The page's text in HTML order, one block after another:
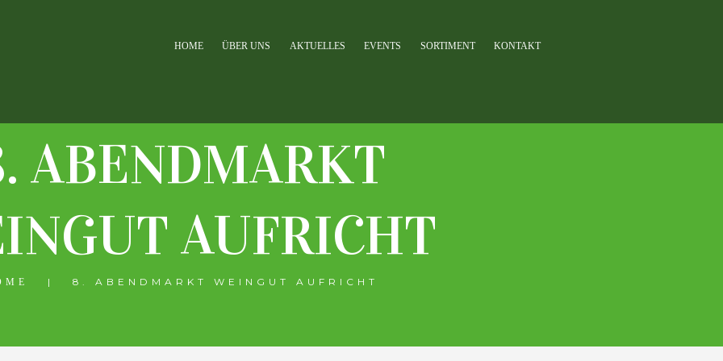
HOME ÜBER UNS AKTUELLES EVENTS SORTIMENT KONTAKT
ABENDMARKT
AUFRICHT
8. ABENDMARKT WEINGUT AUFRICHT